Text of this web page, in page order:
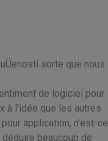
sorte que nous
de logiciel pour
à l'idée que les autres
application, n'est-ce
beaucoup de